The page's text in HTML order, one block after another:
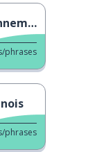
?
phrases
phrases